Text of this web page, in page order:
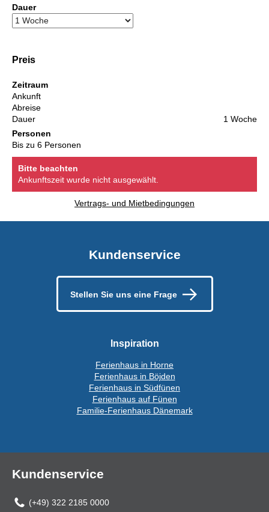
Dauer
Preis
Zeitraum
Ankunft
Abreise
Dauer
1 Woche
Personen
Bis zu 6 Personen
Bitte beachten
Ankunftszeit wurde nicht ausgewählt.
Vertrags- und Mietbedingungen
Kundenservice
Stellen Sie uns eine Frage
Inspiration
Ferienhaus in Horne
Ferienhaus in Böjden
Ferienhaus in Südfünen
Ferienhaus auf Fünen
Familie-Ferienhaus Dänemark
Kundenservice
(+49) 322 2185 0000